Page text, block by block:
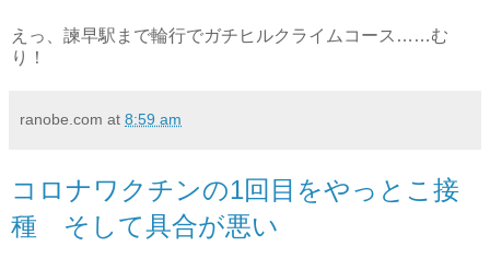
えっ、諫早駅まで輪行でガチヒルクライムコース……む
り！
ranobe.com at 8:59 am
コロナワクチンの1回目をやっとこ接
種 そして具合が悪い